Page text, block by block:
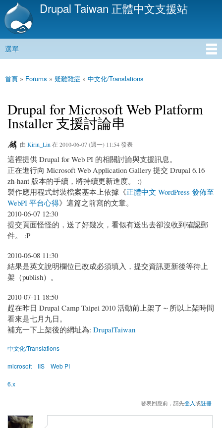
移
內
Drupal Taiwan 正體中文支援站
主選單
選單
您在這裡
首頁 » Forums » 疑難雜症 » 中文化/Translations
Drupal for Microsoft Web Platform
Installer 支援討論串
由 Kirin_Lin 在 2010-06-07 (週一) 11:54 發表
這裡提供 Drupal for Web PI 的相關討論與支援訊息。
正在進行向 Microsoft Web Application Gallery 提交 Drupal 6.16
zh-hant 版本的手續，將持續更新進度。 :)
製作應用程式封裝檔案基本上依據《正體中文 WordPress 發佈至
WebPI 平台心得》這篇之前寫的文章。
2010-06-07 12:30
提交頁面怪怪的，送了好幾次，看似有送出去卻沒收到確認郵
件。 :P
2010-06-08 11:30
結果是英文說明欄位已改成必須填入，提交資訊更新後等待上
架（publish）。
2010-07-11 18:50
趕在昨日 Drupal Camp Taipei 2010 活動前上架了～所以上架時間
看來是七月九日。
補充一下上架後的網址為: DrupalTaiwan
中文化/Translations
microsoft IIS Web PI
6.x
發表回應前，請先登入或註冊